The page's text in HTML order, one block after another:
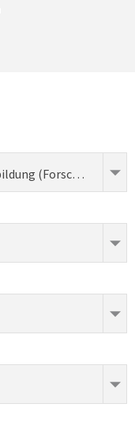
Duale Berufsbildung / Lehrlingsausbildung (Forschung)